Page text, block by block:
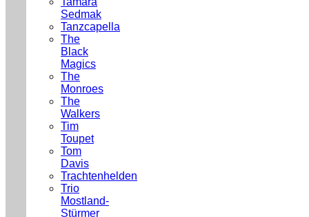
Sedmak
Tanzcapella
The
Black
Magics
The
Monroes
The
Walkers
Tim
Toupet
Tom
Davis
Trachtenhelden
Trio
Mostland-
Stürmer